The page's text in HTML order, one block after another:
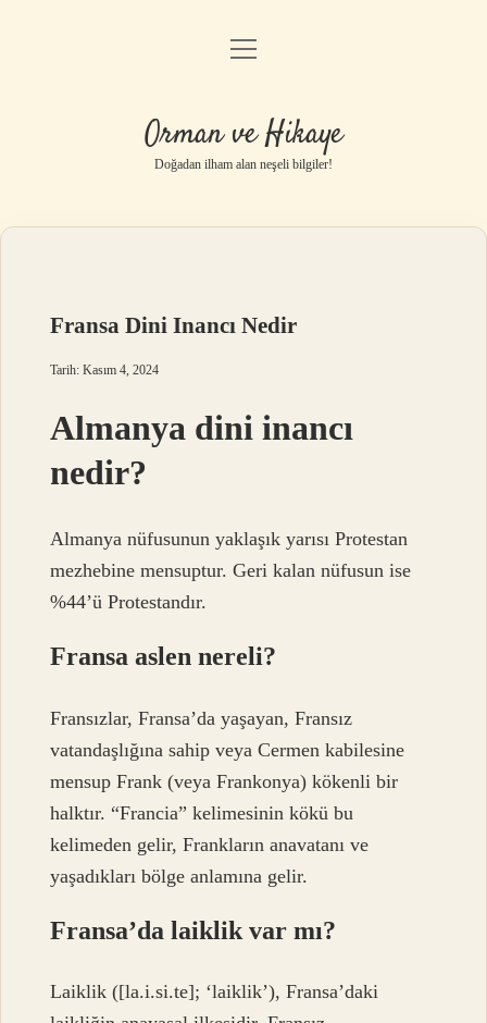
Anasayfa
Yasal Uyarı
menüyü
Orman ve Hikaye
Doğadan ilham alan neşeli bilgiler!
Fransa Dini Inancı Nedir
Tarih: Kasım 4, 2024
Almanya dini inancı
nedir?
Almanya nüfusunun yaklaşık yarısı Protestan
mezhebine mensuptur. Geri kalan nüfusun ise
%44’ü Protestandır.
Fransa aslen nereli?
Fransızlar, Fransa’da yaşayan, Fransız
vatandaşlığına sahip veya Cermen kabilesine
mensup Frank (veya Frankonya) kökenli bir
halktır. “Francia” kelimesinin kökü bu
kelimeden gelir, Frankların anavatanı ve
yaşadıkları bölge anlamına gelir.
Fransa’da laiklik var mı?
Laiklik ([la.i.si.te]; ‘laiklik’), Fransa’daki